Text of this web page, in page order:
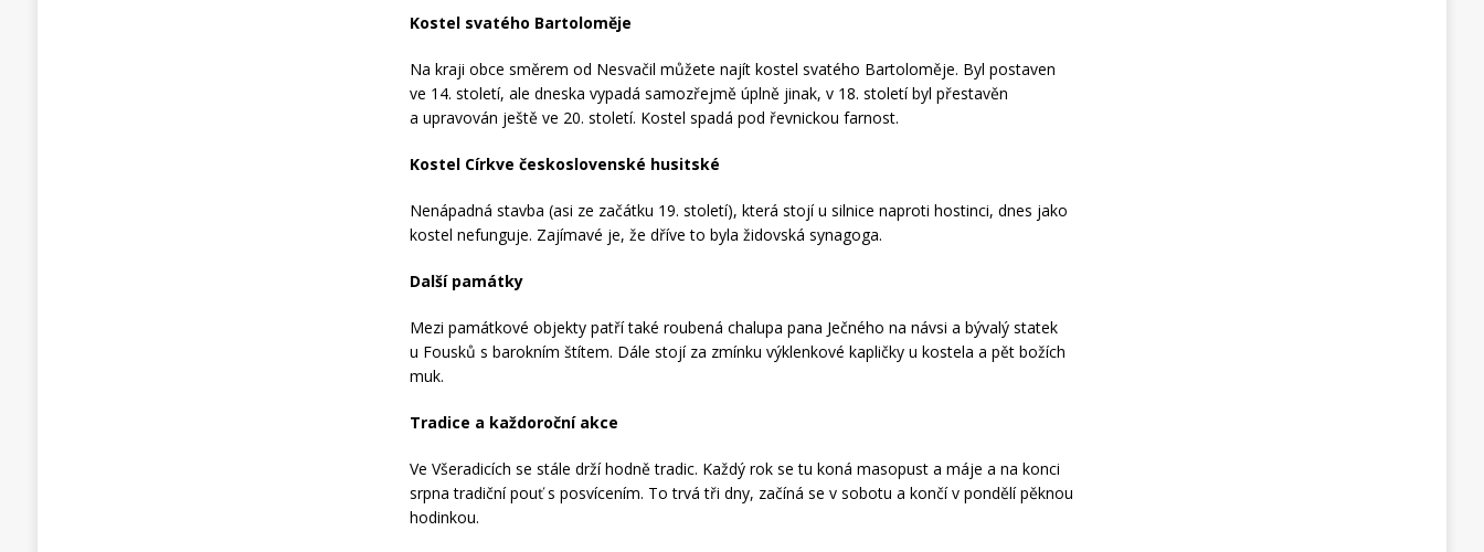
Kostel svatého Bartoloměje
Na kraji obce směrem od Nesvačil můžete najít kostel svatého Bartoloměje. Byl postaven
ve 14. století, ale dneska vypadá samozřejmě úplně jinak, v 18. století byl přestavěn
a upravován ještě ve 20. století. Kostel spadá pod řevnickou farnost.
Kostel Církve československé husitské
Nenápadná stavba (asi ze začátku 19. století), která stojí u silnice naproti hostinci, dnes jako
kostel nefunguje. Zajímavé je, že dříve to byla židovská synagoga.
Další památky
Mezi památkové objekty patří také roubená chalupa pana Ječného na návsi a bývalý statek
u Fousků s barokním štítem. Dále stojí za zmínku výklenkové kapličky u kostela a pět božích
muk.
Tradice a každoroční akce
Ve Všeradicích se stále drží hodně tradic. Každý rok se tu koná masopust a máje a na konci
srpna tradiční pouť s posvícením. To trvá tři dny, začíná se v sobotu a končí v pondělí pěknou
hodinkou.